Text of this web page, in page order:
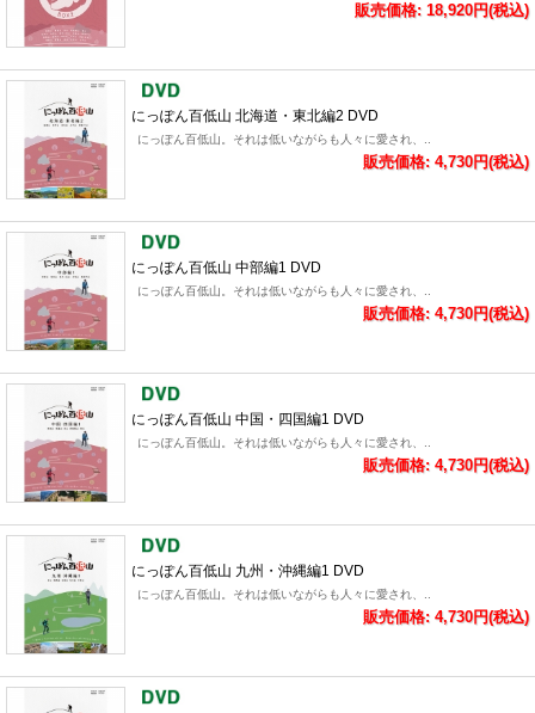
販売価格: 18,920円(税込)
にっぽん百低山 北海道・東北編2 DVD
にっぽん百低山。それは低いながらも人々に愛され、..
販売価格: 4,730円(税込)
にっぽん百低山 中部編1 DVD
にっぽん百低山。それは低いながらも人々に愛され、..
販売価格: 4,730円(税込)
にっぽん百低山 中国・四国編1 DVD
にっぽん百低山。それは低いながらも人々に愛され、..
販売価格: 4,730円(税込)
にっぽん百低山 九州・沖縄編1 DVD
にっぽん百低山。それは低いながらも人々に愛され、..
販売価格: 4,730円(税込)